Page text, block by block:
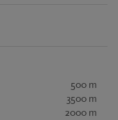
500 m
3500 m
2000 m